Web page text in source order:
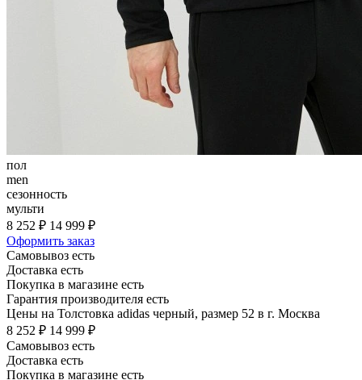
пол
men
сезонность
мульти
8 252 ₽ 14 999 ₽
Оформить заказ
Самовывоз есть
Доставка есть
Покупка в магазине есть
Гарантия производителя есть
Цены на Толстовка adidas черный, размер 52 в г. Москва
8 252 ₽ 14 999 ₽
Самовывоз есть
Доставка есть
Покупка в магазине есть